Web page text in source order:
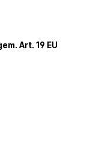
Art. 19 EU